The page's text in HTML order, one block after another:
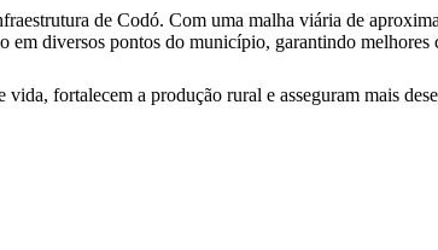
de Codó. Com uma malha viária de
diversos pontos do município, garantindo
fortalecem a produção rural e asseguram mais